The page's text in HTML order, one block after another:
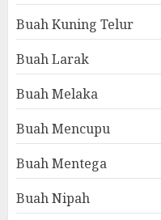
Buah Kuning Telur
Buah Larak
Buah Melaka
Buah Mencupu
Buah Mentega
Buah Nipah